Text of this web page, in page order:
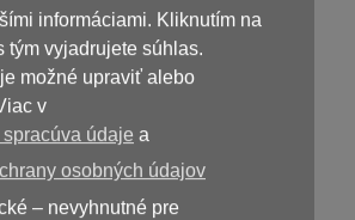
informáciami. Kliknutím na
tým vyjadrujete súhlas.
možné upraviť alebo
v
údaje a
osobných údajov
pre fungovanie
– nevyhnutné pre
39,00€